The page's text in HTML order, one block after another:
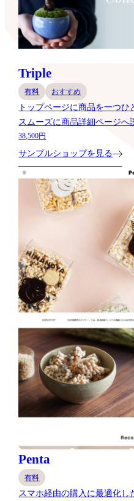
Triple
有料 おすすめ
トップページに商品を一つ
スムーズに商品詳細ページへ
38,500円
サンプルショップを見る
Penta
有料
スマホ経由の購入に最適化